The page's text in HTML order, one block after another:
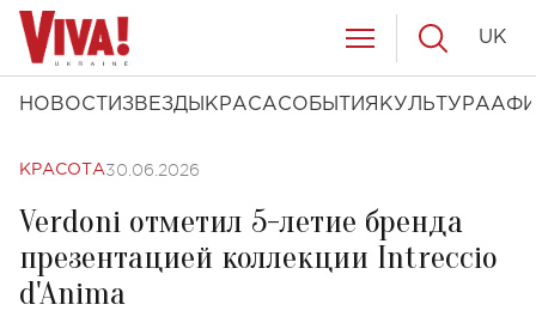
НОВОСТИ ЗВЕЗДЫ КРАСАСОБЫТИЯ КУЛЬТУРА
UK
КРАСОТА30.06.2026
Verdoni отметил 5-летие бренда
презентацией коллекции Intreccio
d'Anima